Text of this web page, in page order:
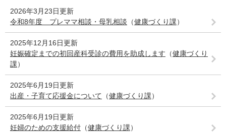
2026年3月23日更新
令和8年度 プレママ相談・母乳相談 （健康づくり課）
2025年12月16日更新
妊娠確定までの初回産科受診の費用を助成します （健康づくり
課）
2025年6月19日更新
出産・子育て応援金について （健康づくり課）
2025年6月19日更新
妊婦のための支援給付 （健康づくり課）